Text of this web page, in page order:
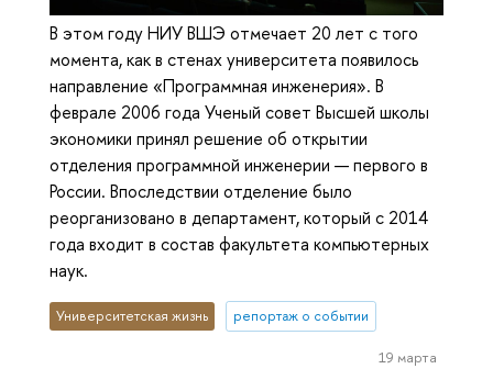
В этом году НИУ ВШЭ отмечает 20 лет с того
момента, как в стенах университета появилось
направление «Программная инженерия». В
феврале 2006 года Ученый совет Высшей школы
экономики принял решение об открытии
отделения программной инженерии — первого в
России. Впоследствии отделение было
реорганизовано в департамент, который с 2014
года входит в состав факультета компьютерных
наук.
Университетская жизнь репортаж о событии
19 марта